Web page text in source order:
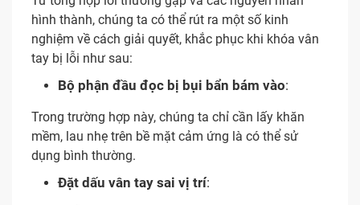
hình thành, chúng ta có thể rút ra một số kinh
nghiệm về cách giải quyết, khắc phục khi khóa vân
tay bị lỗi như sau:
Bộ phận đầu đọc bị bụi bẩn bám vào:
Trong trường hợp này, chúng ta chỉ cần lấy khăn
mềm, lau nhẹ trên bề mặt cảm ứng là có thể sử
dụng bình thường.
Đặt dấu vân tay sai vị trí: